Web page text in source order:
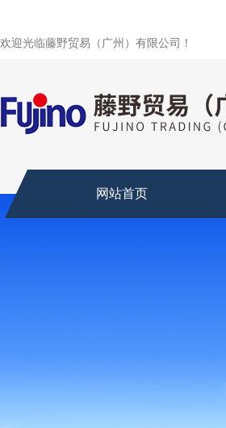
欢迎光临藤野贸易（广州）有限公司！
网站首页